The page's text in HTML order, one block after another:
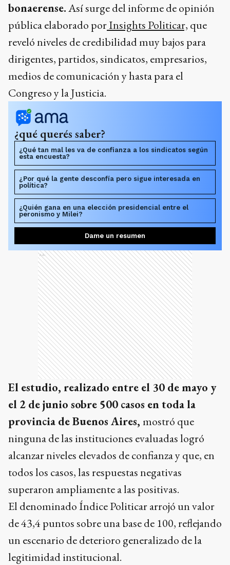
bonaerense.Así surge del informe de opinión
pública elaborado porInsights Politicar, que
reveló niveles de credibilidad muy bajos para
dirigentes, partidos, sindicatos, empresarios,
medios de comunicación y hasta para el
Congreso y la Justicia.
¿qué querés saber?
¿Qué tan mal les va de confianza a los sindicatos según
esta encuesta?
¿Por qué la gente desconfía pero sigue interesada en
política?
¿Quién gana en una elección presidencial entre el
peronismo y Milei?
Dame un resumen
Ads
El estudio, realizado entre el 30 de mayo y
el 2 de junio sobre 500 casos en toda la
provincia de Buenos Aires, mostró que
ninguna de las instituciones evaluadas logró
alcanzar niveles elevados de confianza y que, en
todos los casos, las respuestas negativas
superaron ampliamente a las positivas.
El denominado Índice Politicar arrojó un valor
de 43,4 puntos sobre una base de 100, reflejando
un escenario de deterioro generalizado de la
legitimidad institucional.